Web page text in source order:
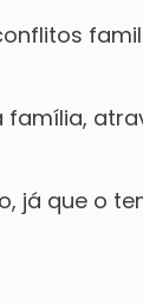
família,
já que o